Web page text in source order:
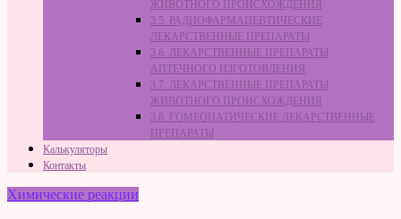
ЖИВОТНОГО ПРОИСХОЖДЕНИЯ
3.5. РАДИОФАРМАЦЕВТИЧЕСКИЕ
ЛЕКАРСТВЕННЫЕ ПРЕПАРАТЫ
3.6. ЛЕКАРСТВЕННЫЕ ПРЕПАРАТЫ
АПТЕЧНОГО ИЗГОТОВЛЕНИЯ
3.7. ЛЕКАРСТВЕННЫЕ ПРЕПАРАТЫ
ЖИВОТНОГО ПРОИСХОЖДЕНИЯ
3.8. ГОМЕОПАТИЧЕСКИЕ ЛЕКАРСТВЕННЫЕ
ПРЕПАРАТЫ
Калькуляторы
Контакты
Химические реакции